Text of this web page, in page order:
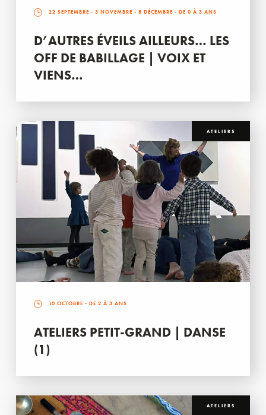
22 SEPTEMBRE - 3 NOVEMBRE - 8 DÉCEMBRE - DE 0 À 3 ANS
D’AUTRES ÉVEILS AILLEURS… LES
OFF DE BABILLAGE | VOIX ET
VIENS…
ATELIERS
10 OCTOBRE - DE 2 À 3 ANS
ATELIERS PETIT-GRAND | DANSE
(1)
ATELIERS